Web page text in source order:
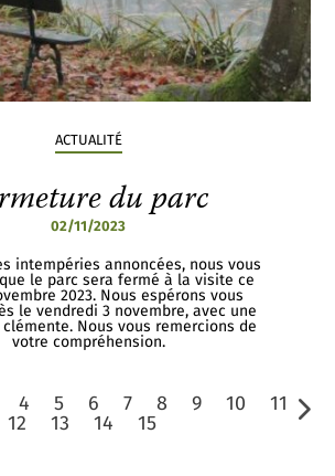
ACTUALITÉ
du parc
02/11/2023
intempéries annoncées, nous vous
le parc sera fermé à la visite ce
2023. Nous espérons vous
le vendredi 3 novembre, avec une
Nous vous remercions de
votre compréhension.
4 5 6 7 8 9 10
11
12
13 14 15